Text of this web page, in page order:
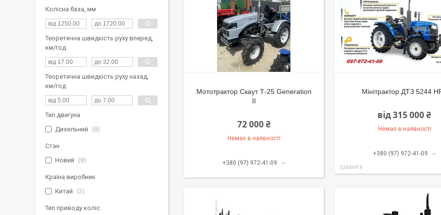
Мототрактор Скаут Т-25 Generation
II
72 000 ₴
Немає в наявності
+380 (97) 972-41-09
Мінітрактор ДТЗ 5244
від 315 000 ₴
Немає в наявності
+380 (97) 972-41-09
5244HPX
Колісна база, мм
Теоретична швидкість руху вперед,
км/год
Теоретична швидкість руху назад,
км/год
Тип двигуна
Дизельний
8
Стан
Новий
8
Країна виробник
Китай
3
Тип приводу коліс